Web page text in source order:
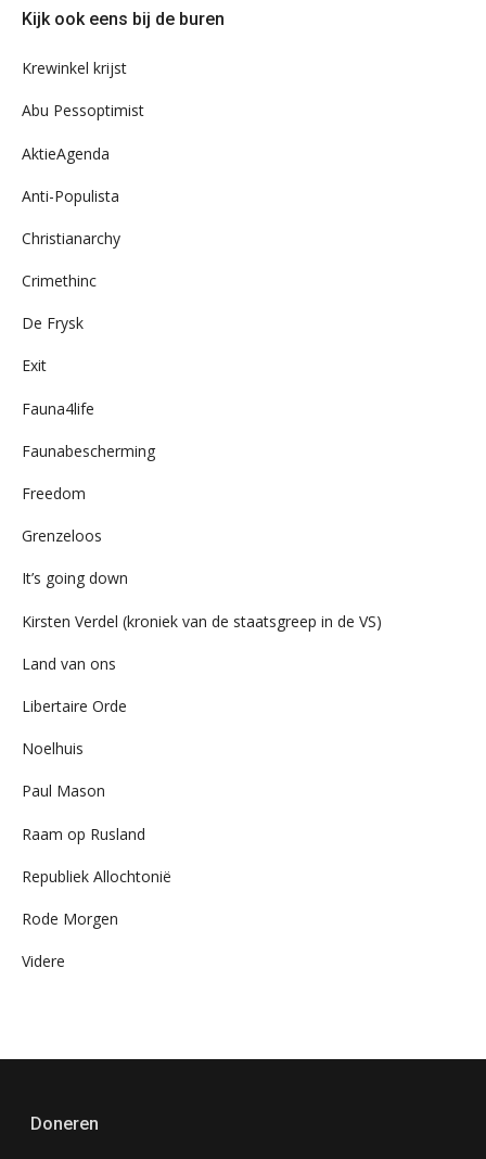
ons
Kijk ook eens bij de buren
Krewinkel krijst
Abu Pessoptimist
AktieAgenda
Anti-Populista
Christianarchy
Crimethinc
De Frysk
Exit
Fauna4life
Faunabescherming
Freedom
Grenzeloos
It’s going down
Kirsten Verdel (kroniek van de staatsgreep in de VS)
Land van ons
Libertaire Orde
Noelhuis
Paul Mason
Raam op Rusland
Republiek Allochtonië
Rode Morgen
Videre
Doneren